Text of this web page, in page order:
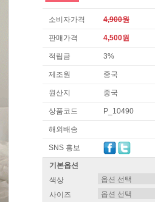
소비자가격 4,900원
판매가격 4,500원
적립금 3%
제조원 중국
원산지 중국
상품코드 P_10490
해외배송
SNS 홍보
기본옵션
색상
사이즈